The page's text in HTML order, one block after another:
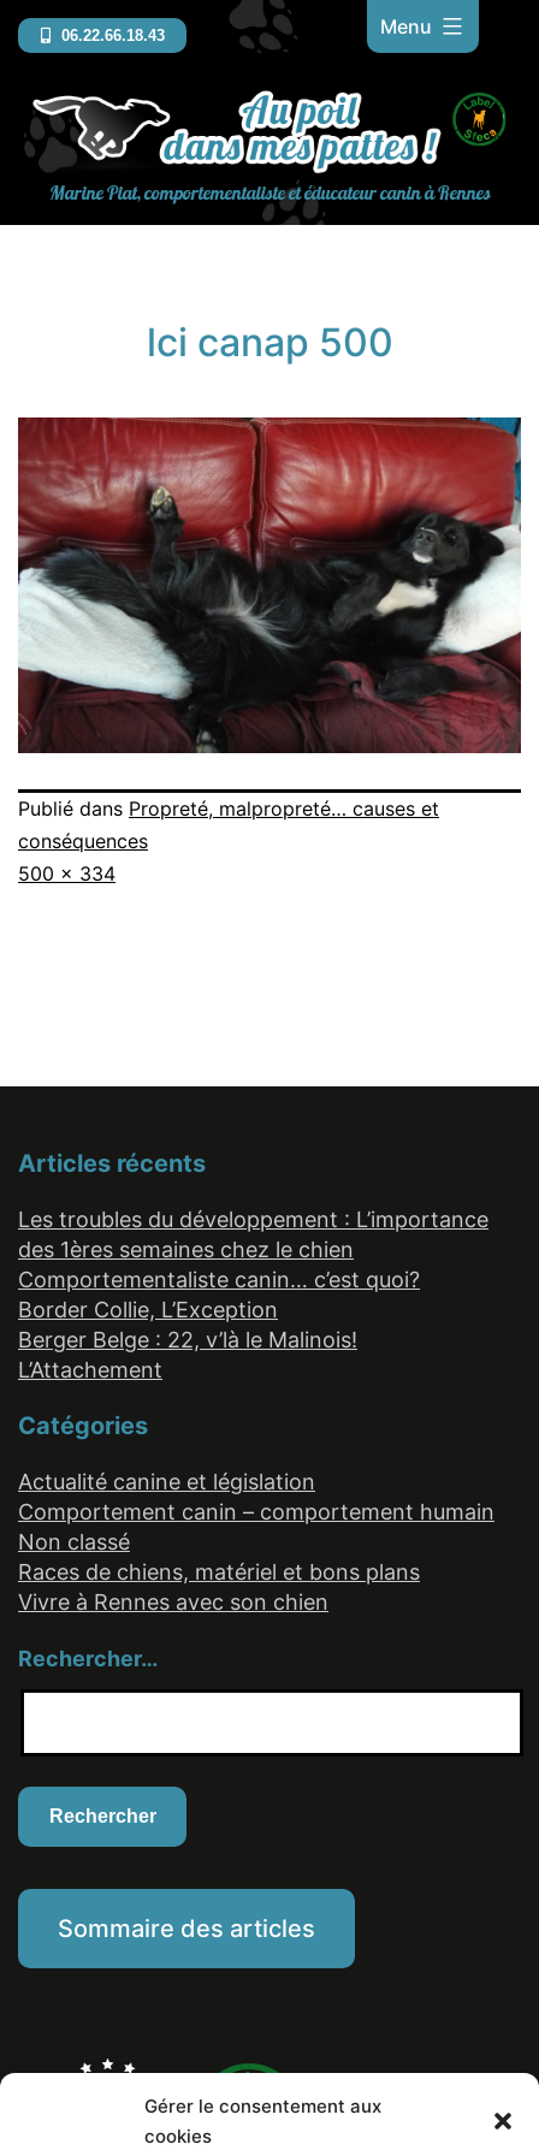
Gérer le consentement aux
cookies
Aller
au
contenu
Marine Piat, comportementaliste et éducateur canin à Rennes
Menu
06.22.66.18.43
lci canap 500
Publié dans Propreté, malpropreté… causes et
conséquences
Taille
500 × 334
Articles récents
Les troubles du développement : L’importance
des 1ères semaines chez le chien
Comportementaliste canin… c’est quoi?
Border Collie, L’Exception
Berger Belge : 22, v’là le Malinois!
L’Attachement
Catégories
Actualité canine et législation
Comportement canin – comportement humain
Non classé
Races de chiens, matériel et bons plans
Vivre à Rennes avec son chien
Rechercher…
Sommaire des articles